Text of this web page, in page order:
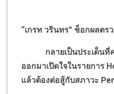
“เกรท วรินทร” ช็อกผลต
กลายเป็นประเด็นที่คน
ออกมาเปิดใจในรายการ
แล้วต้องต่อสู้กับสภาวะ